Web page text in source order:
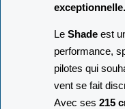
exceptionnelle.
Le Shade est
performance,
pilotes qui
vent se fait
Avec ses 215